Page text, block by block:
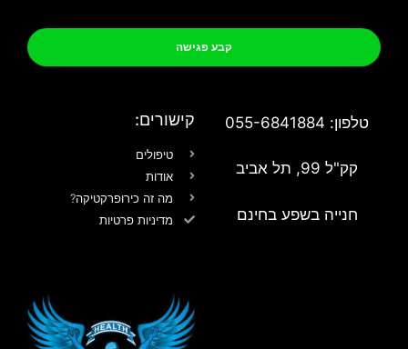
קבע פגישה
טלפון: 055-6841884
קק"ל 99, תל אביב
חנייה בשפע בחינם
קישורים:
טיפולים
אודות
מה זה כירופרקטיקה?
מדיניות פרטיות